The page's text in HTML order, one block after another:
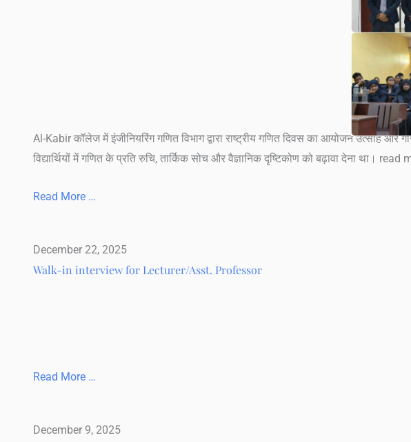
Al-Kabir कॉलेज में इंजीनियरिंग गणित विभाग द्वारा राष्ट्रीय गणित दिवस का आयोजन उत्साह और
विद्यार्थियों में गणित के प्रति रुचि, तार्किक सोच और वैज्ञानिक दृष्टिकोण को बढ़ावा देना था। read
Read More …
December 22, 2025
Walk-in interview for Lecturer/Asst. Professor
Read More …
December 9, 2025